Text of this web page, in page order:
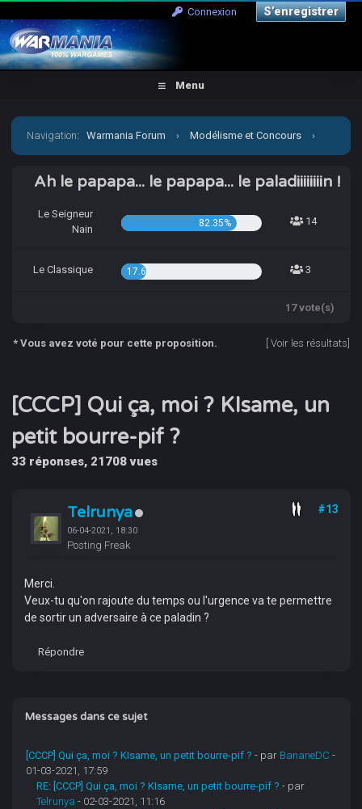
Connexion S’enregistrer
Menu
Navigation:Warmania Forum › Modélisme et Concours ›
Concours & défis [CCCP] Qui ça, moi ? KIsame, un petit
bourre-pif ?
Ah le papapa... le papapa... le paladiiiiiiiin !
Le Seigneur
Nain
82.35% 14
Le Classique 17.65% 3
17 vote(s)
* Vous avez voté pour cette proposition. Voir les résultats
[CCCP] Qui ça, moi ? KIsame, un
petit bourre-pif ?
33 réponses, 21708 vues
Telrunya
06-04-2021, 18:30
Posting Freak
#13
Merci.
Veux-tu qu'on rajoute du temps ou l'urgence va te permettre
de sortir un adversaire à ce paladin ?
Répondre
Messages dans ce sujet
[CCCP] Qui ça, moi ? KIsame, un petit bourre-pif ? - par BananeDC -
01-03-2021, 17:59
RE: [CCCP] Qui ça, moi ? KIsame, un petit bourre-pif ? - par
Telrunya - 02-03-2021, 11:16